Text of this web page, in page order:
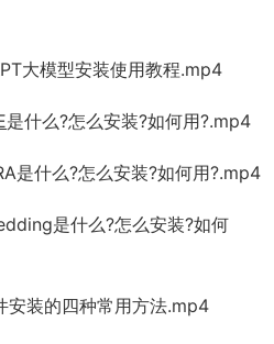
大模型安装使用教程.mp4
是什么?怎么安装?如何用?.mp4
是什么?怎么安装?如何用?.mp4
是什么?怎么安装?如何
安装的四种常用方法.mp4